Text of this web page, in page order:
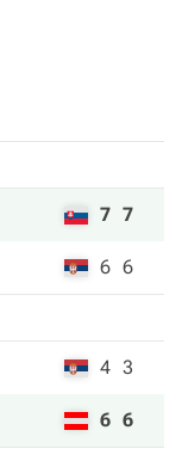
7 7
6 6
4 3
6 6